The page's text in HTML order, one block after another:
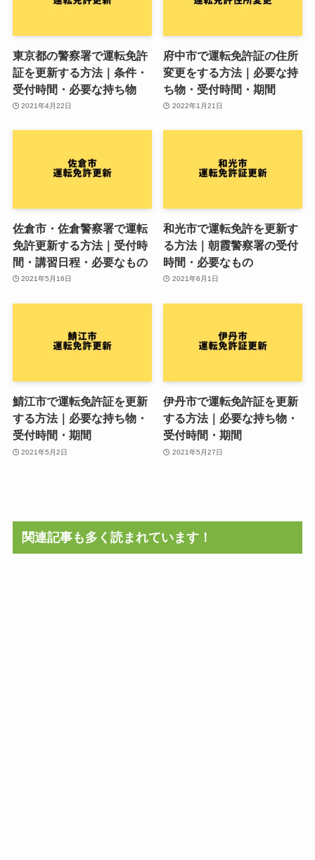
東京都の警察署で運転免許
証を更新する方法｜条件・
受付時間・必要な持ち物
2021年4月22日
府中市で運転免許証の住所
変更をする方法｜必要な持
ち物・受付時間・期間
2022年1月21日
佐倉市・佐倉警察署で運転
免許更新する方法｜受付時
間・講習日程・必要なもの
2021年5月16日
和光市で運転免許を更新す
る方法｜朝霞警察署の受付
時間・必要なもの
2021年6月1日
鯖江市で運転免許証を更新
する方法｜必要な持ち物・
受付時間・期間
2021年5月2日
伊丹市で運転免許証を更新
する方法｜必要な持ち物・
受付時間・期間
2021年5月27日
関連記事も多く読まれています！